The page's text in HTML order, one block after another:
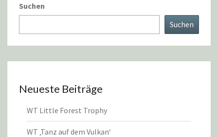
Suchen
Suchen
Neueste Beiträge
WT Little Forest Trophy
WT ‚Tanz auf dem Vulkan‘